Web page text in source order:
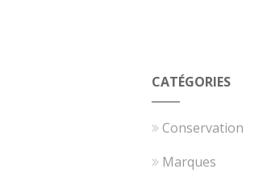
CATÉGORIES
Conservation
Marques